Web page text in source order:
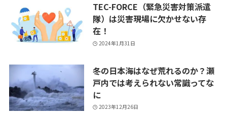
TEC-FORCE（緊急災害対策派遣
隊）は災害現場に欠かせない存
在！
2024年1月31日
冬の日本海はなぜ荒れるのか？瀬
戸内では考えられない常識ってな
に
2023年12月26日